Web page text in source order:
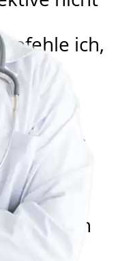
ich,
gibt.
Papillome
es die